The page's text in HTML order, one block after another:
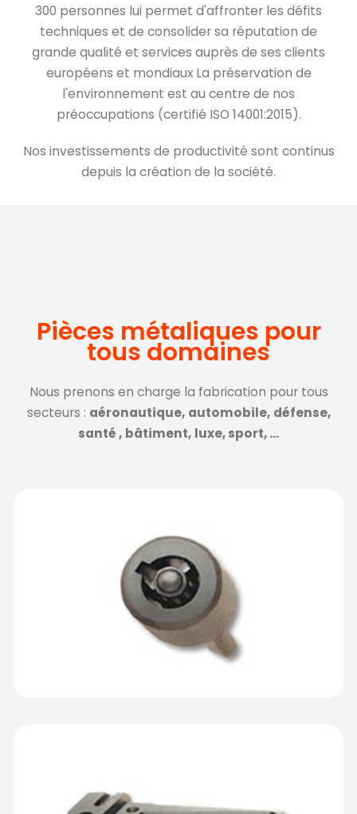
300 personnes lui permet d'affronter les défits
techniques et de consolider sa réputation de
grande qualité et services auprès de ses clients
européens et mondiaux La préservation de
l'environnement est au centre de nos
préoccupations (certifié ISO 14001:2015).
Nos investissements de productivité sont continus
depuis la création de la société.
Pièces métaliques pour
tous domaines
Nous prenons en charge la fabrication pour tous
secteurs : aéronautique, automobile, défense,
santé , bâtiment, luxe,sport, …